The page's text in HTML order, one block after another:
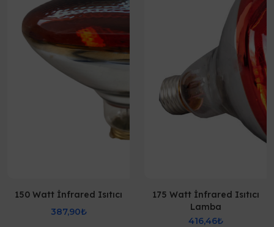
150 Watt İnfrared Isıtıcı
387,90₺
175 Watt İnfrared Isıtıcı
Lamba
416,46₺